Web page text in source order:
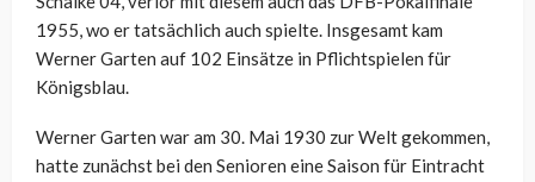
1955, wo er tatsächlich auch spielte. Insgesamt kam
Werner Garten auf 102 Einsätze in Pflichtspielen für
Königsblau.
Werner Garten war am 30. Mai 1930 zur Welt gekommen,
hatte zunächst bei den Senioren eine Saison für Eintracht